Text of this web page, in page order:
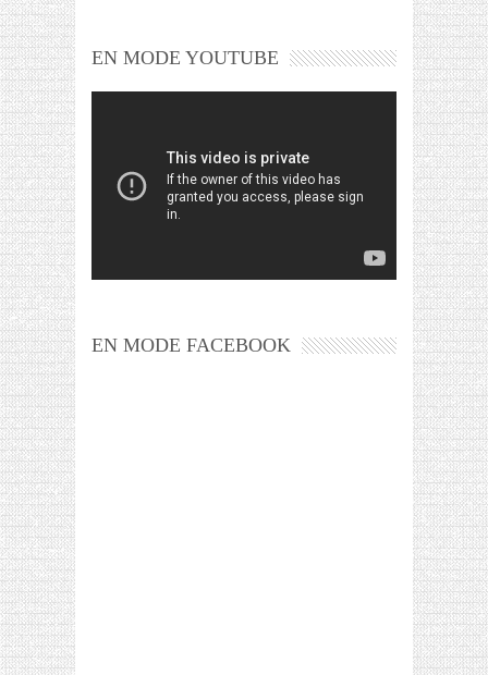
EN MODE YOUTUBE
EN MODE FACEBOOK